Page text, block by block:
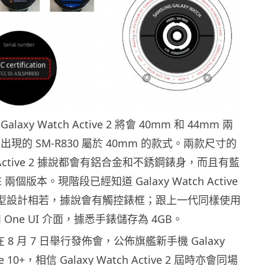
Watch Active 2 將會 40mm 和 44mm 兩
現的 SM-R830 屬於 40mm 的款式。兩款尺寸的
2 據說都會有鋁合金和不銹鋼錶身，而且有藍
兩個版本。現階段已經知道 Galaxy Watch Active
設計相若，據說會有觸控錶框；跟上一代同樣使用
UI 介面，據悉手錶儲存為 4GB。
8 月 7 日舉行發佈會，公佈旗艦新手機 Galaxy
10+，相信 Galaxy Watch Active 2 屆時亦會同場